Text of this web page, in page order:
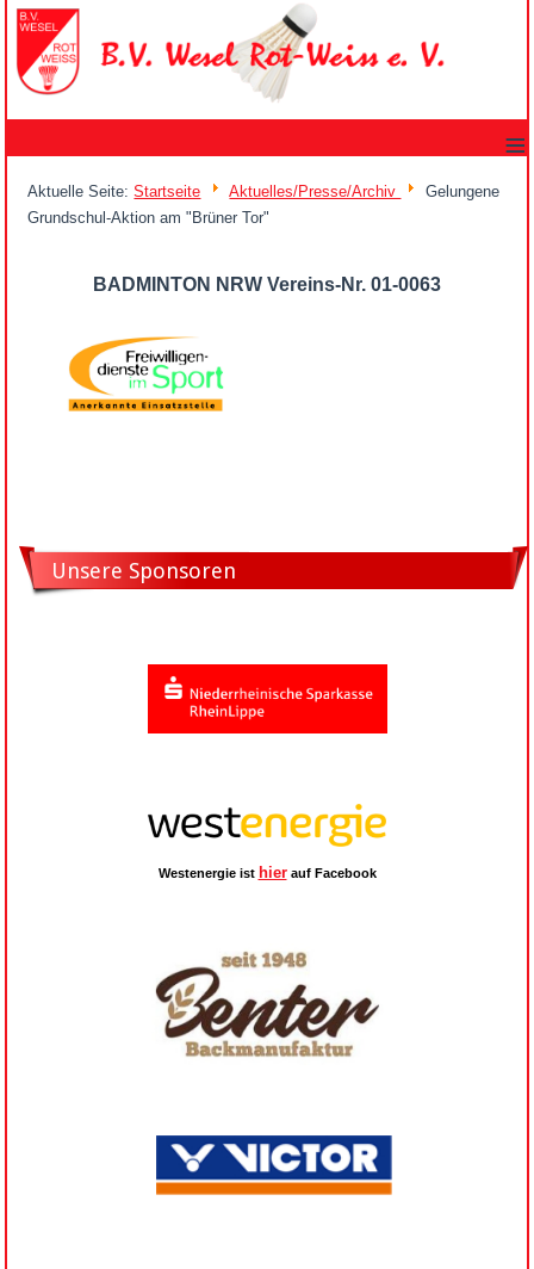
≡
Aktuelle Seite:Startseite Aktuelles/Presse/Archiv
Gelungene
Grundschul-Aktion am "Brüner Tor"
BADMINTON NRW Vereins-Nr. 01-0063
Unsere Sponsoren
Westenergie ist hierauf Facebook